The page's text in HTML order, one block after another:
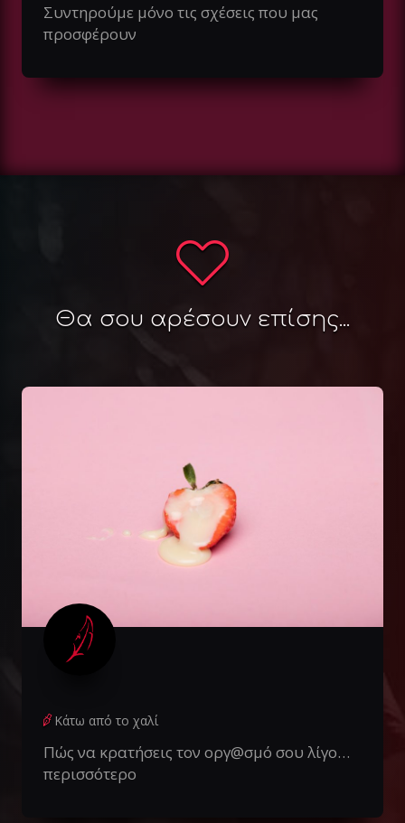
Συντηρούμε μόνο τις σχέσεις που μας
προσφέρουν
Θα σου αρέσουν επίσης...
Κάτω από το χαλί
Πώς να κρατήσεις τον οργ@σμό σου λίγο…
περισσότερο